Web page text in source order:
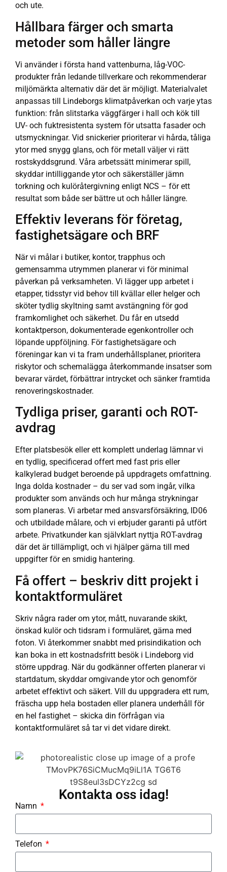
och ute.
Hållbara färger och smarta
metoder som håller längre
Vi använder i första hand vattenburna, låg-VOC-
produkter från ledande tillverkare och rekommenderar
miljömärkta alternativ där det är möjligt. Materialvalet
anpassas till Lindeborgs klimatpåverkan och varje ytas
funktion: från slitstarka väggfärger i hall och kök till
UV- och fuktresistenta system för utsatta fasader och
utsmyckningar. Vid snickerier prioriterar vi hårda, tåliga
ytor med snygg glans, och för metall väljer vi rätt
rostskyddsgrund. Våra arbetssätt minimerar spill,
skyddar intilliggande ytor och säkerställer jämn
torkning och kulöråtergivning enligt NCS – för ett
resultat som både ser bättre ut och håller längre.
Effektiv leverans för företag,
fastighetsägare och BRF
När vi målar i butiker, kontor, trapphus och
gemensamma utrymmen planerar vi för minimal
påverkan på verksamheten. Vi lägger upp arbetet i
etapper, tidsstyr vid behov till kvällar eller helger och
sköter tydlig skyltning samt avstängning för god
framkomlighet och säkerhet. Du får en utsedd
kontaktperson, dokumenterade egenkontroller och
löpande uppföljning. För fastighetsägare och
föreningar kan vi ta fram underhållsplaner, prioritera
riskytor och schemalägga återkommande insatser som
bevarar värdet, förbättrar intrycket och sänker framtida
renoveringskostnader.
Tydliga priser, garanti och ROT-
avdrag
Efter platsbesök eller ett komplett underlag lämnar vi
en tydlig, specificerad offert med fast pris eller
kalkylerad budget beroende på uppdragets omfattning.
Inga dolda kostnader – du ser vad som ingår, vilka
produkter som används och hur många strykningar
som planeras. Vi arbetar med ansvarsförsäkring, ID06
och utbildade målare, och vi erbjuder garanti på utfört
arbete. Privatkunder kan självklart nyttja ROT-avdrag
där det är tillämpligt, och vi hjälper gärna till med
uppgifter för en smidig hantering.
Få offert – beskriv ditt projekt i
kontaktformuläret
Skriv några rader om ytor, mått, nuvarande skikt,
önskad kulör och tidsram i formuläret, gärna med
foton. Vi återkommer snabbt med prisindikation och
kan boka in ett kostnadsfritt besök i Lindeborg vid
större uppdrag. När du godkänner offerten planerar vi
startdatum, skyddar omgivande ytor och genomför
arbetet effektivt och säkert. Vill du uppgradera ett rum,
fräscha upp hela bostaden eller planera underhåll för
en hel fastighet – skicka din förfrågan via
kontaktformuläret så tar vi det vidare direkt.
Kontakta oss idag!
Namn
Telefon